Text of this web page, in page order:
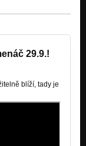
29.9.!
blíží, tady je